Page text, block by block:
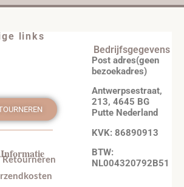
links
Retourneren
Bedrijfsgegevens
Post adres(geen
bezoekadres)
Antwerpsestraat,
213, 4645 BG
Putte Nederland
KVK: 86890913
BTW:
NL004320792B51